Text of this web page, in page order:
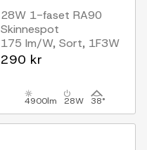
28W 1-faset RA90
Skinnespot
175 lm/W, Sort, 1F3W
290 kr
4900lm 28W 38°